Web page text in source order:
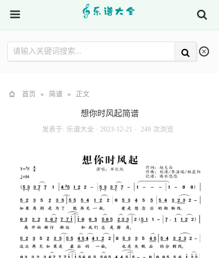
首页 » 简谱 » 正文
想你时风起简谱
发表于: 乐谱大全· 2023-12-21 · 249 次浏览